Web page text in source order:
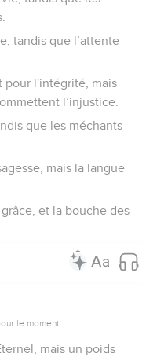
tandis que l’attente
pour l'intégrité, mais
l’injustice.
que les méchants
mais la langue
et la bouche des
le moment.
mais un poids